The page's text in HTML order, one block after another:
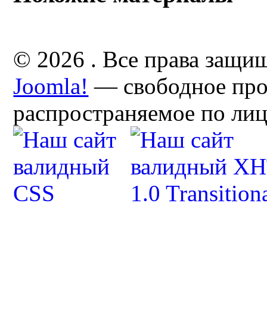
© 2026 . Все права
Joomla! — свободное
распространяемое по